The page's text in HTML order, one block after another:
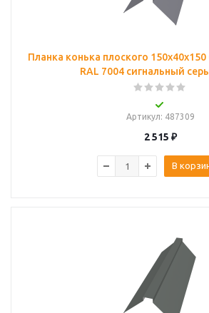
Планка конька плоского 150х40х150
RAL 7004 сигнальный
Артикул: 487309
2 515 ₽
В